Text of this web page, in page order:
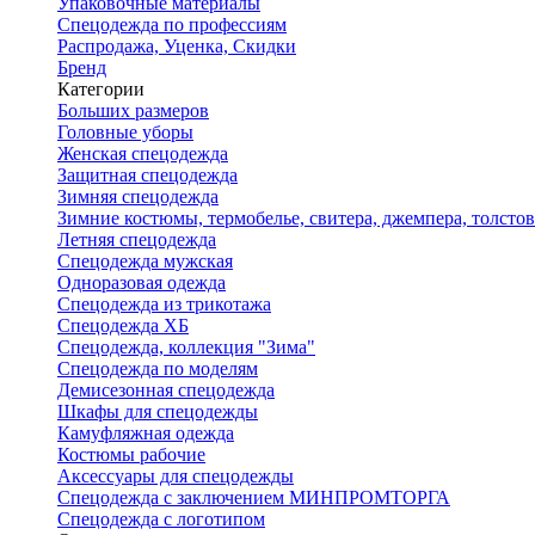
Спецодежда по профессиям
Распродажа, Уценка, Скидки
Бренд
Категории
Больших размеров
Головные уборы
Женская спецодежда
Защитная спецодежда
Зимняя спецодежда
Зимние костюмы, термобелье, свитера, джемпера,
Летняя спецодежда
Спецодежда мужская
Одноразовая одежда
Спецодежда из трикотажа
Спецодежда ХБ
Спецодежда, коллекция "Зима"
Спецодежда по моделям
Демисезонная спецодежда
Шкафы для спецодежды
Камуфляжная одежда
Костюмы рабочие
Аксессуары для спецодежды
Спецодежда с заключением МИНПРОМТОРГА
Спецодежда с логотипом